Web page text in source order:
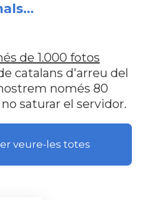
de 1.000 fotos
catalans d'arreu del
només 80
saturar el servidor.
veure-les totes